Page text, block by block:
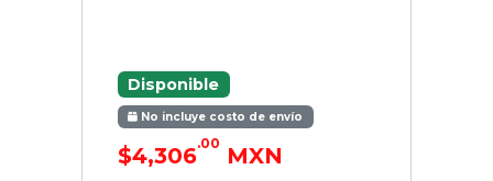
Disponible
No incluye costo de envío
$4,306.00 MXN